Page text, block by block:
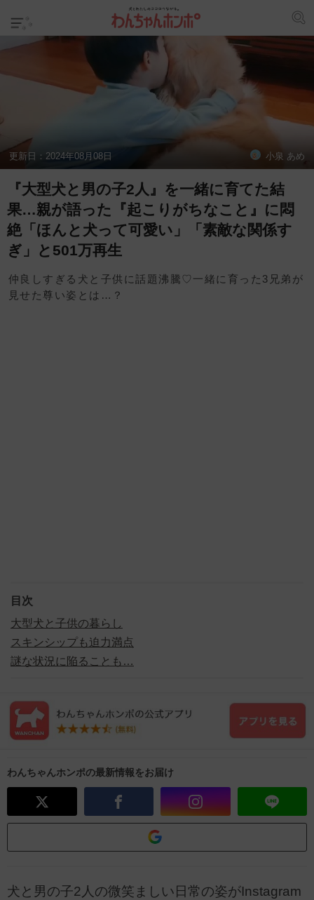
更新日： 2024年08月08日 小泉 あめ
『大型犬と男の子2人』を一緒に育てた結
果…親が語った『起こりがちなこと』に悶
絶「ほんと犬って可愛い」「素敵な関係す
ぎ」と501万再生
仲良しすぎる犬と子供に話題沸騰♡一緒に育った3兄弟が
見せた尊い姿とは…？
目次
大型犬と子供の暮らし
スキンシップも迫力満点
謎な状況に陥ることも…
わんちゃんホンポの最新情報をお届け
犬と男の子2人の微笑ましい日常の姿がInstagram